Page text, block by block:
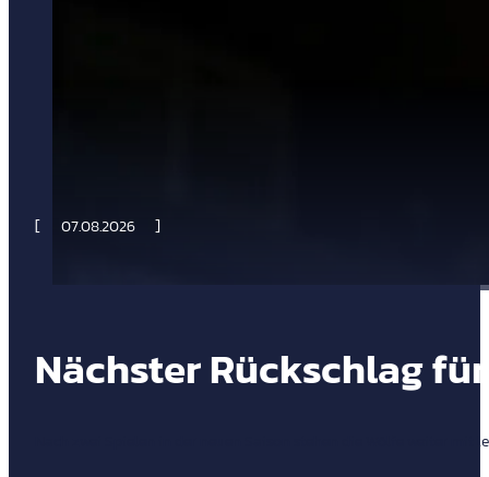
07.08.2026
Nächster Rückschlag
Nach zwei Spielen in der neuen Saison stehen die Wölfe weiter mit